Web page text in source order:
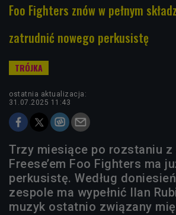
Foo Fighters znów w pełnym
zatrudnić nowego perkusistę
ostatnia aktualizacja:
31.07.2025 11:43
Trzy miesiące po rozstaniu z
Freese’em Foo Fighters ma
perkusistę. Według
zespole ma wypełnić Ilan
muzyk ostatnio związany